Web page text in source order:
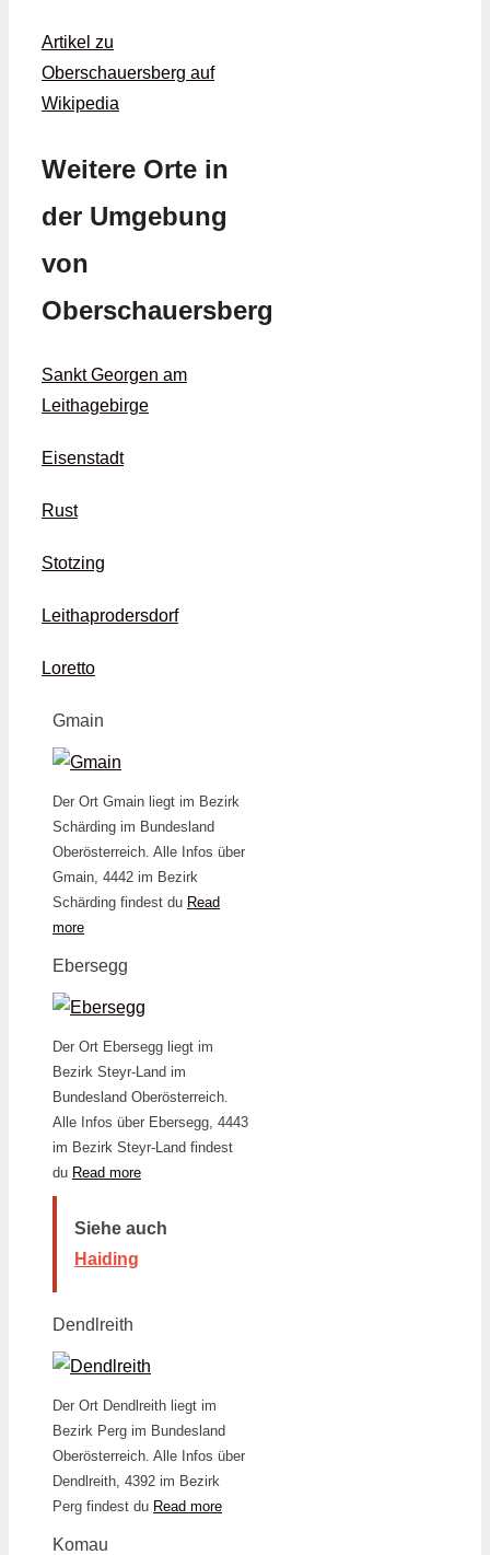
Artikel zu
Oberschauersberg auf
Wikipedia
Weitere Orte in
der Umgebung
von
Oberschauersberg
Sankt Georgen am
Leithagebirge
Eisenstadt
Rust
Stotzing
Leithaprodersdorf
Loretto
Gmain
Der Ort Gmain liegt im Bezirk
Schärding im Bundesland
Oberösterreich. Alle Infos über
Gmain, 4442 im Bezirk
Schärding findest du Read
more
Ebersegg
Der Ort Ebersegg liegt im
Bezirk Steyr-Land im
Bundesland Oberösterreich.
Alle Infos über Ebersegg, 4443
im Bezirk Steyr-Land findest
du Read more
Siehe auch
Haiding
Dendlreith
Der Ort Dendlreith liegt im
Bezirk Perg im Bundesland
Oberösterreich. Alle Infos über
Dendlreith, 4392 im Bezirk
Perg findest du Read more
Komau